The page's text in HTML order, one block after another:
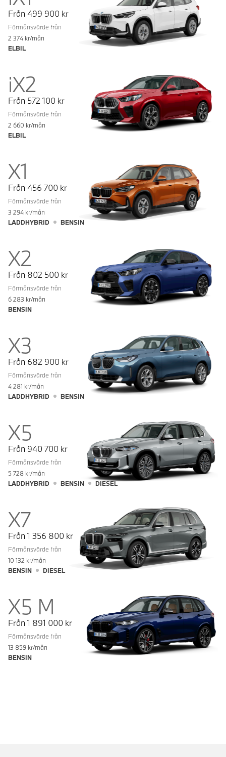
Från 499 900 kr
Förmånsvärde från
2 374 kr/mån
ELBIL
iX2
Från 572 100 kr
Förmånsvärde från
2 660 kr/mån
ELBIL
X1
Från 456 700 kr
Förmånsvärde från
3 294 kr/mån
LADDHYBRID
BENSIN
X2
Från 802 500 kr
Förmånsvärde från
6 283 kr/mån
BENSIN
X3
Från 682 900 kr
Förmånsvärde från
4 281 kr/mån
LADDHYBRID
BENSIN
X5
Från 940 700 kr
Förmånsvärde från
5 728 kr/mån
LADDHYBRID
BENSIN DIESEL
X7
Från 1 356 800 kr
Förmånsvärde från
10 132 kr/mån
BENSIN
DIESEL
X5 M
Från 1 891 000 kr
Förmånsvärde från
13 859 kr/mån
BENSIN